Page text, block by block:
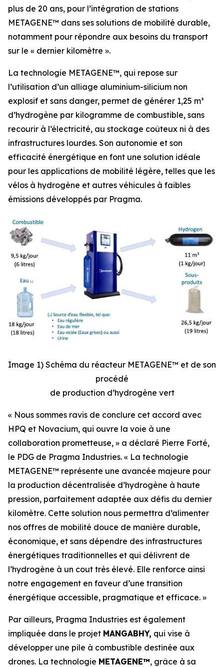
plus de 20 ans, pour l’intégration de stations
METAGENE™ dans ses solutions de mobilité durable,
notamment pour répondre aux besoins du transport
sur le « dernier kilomètre ».
La technologie METAGENE™, qui repose sur
l’utilisation d’un alliage aluminium-silicium non
explosif et sans danger, permet de générer 1,25 m³
d’hydrogène par kilogramme de combustible, sans
recourir à l’électricité, au stockage coûteux ni à des
infrastructures lourdes. Son autonomie et son
efficacité énergétique en font une solution idéale
pour les applications de mobilité légère, telles que les
vélos à hydrogène et autres véhicules à faibles
émissions développés par Pragma.
Image 1) Schéma du réacteur METAGENE™ et de son
procédé
de production d’hydrogène vert
« Nous sommes ravis de conclure cet accord avec
HPQ et Novacium, qui ouvre la voie à une
collaboration prometteuse, » a déclaré Pierre Forté,
le PDG de Pragma Industries. « La technologie
METAGENE™ représente une avancée majeure pour
la production décentralisée d’hydrogène à haute
pression, parfaitement adaptée aux défis du dernier
kilomètre. Cette solution nous permettra d’alimenter
nos offres de mobilité douce de manière durable,
économique, et sans dépendre des infrastructures
énergétiques traditionnelles et qui délivrent de
l’hydrogène à un cout très élevé. Elle renforce ainsi
notre engagement en faveur d’une transition
énergétique accessible, pragmatique et efficace. »
Par ailleurs, Pragma Industries est également
impliquée dans le projet MANGABHY, qui vise à
développer une pile à combustible destinée aux
drones. La technologie METAGENE™, grâce à sa